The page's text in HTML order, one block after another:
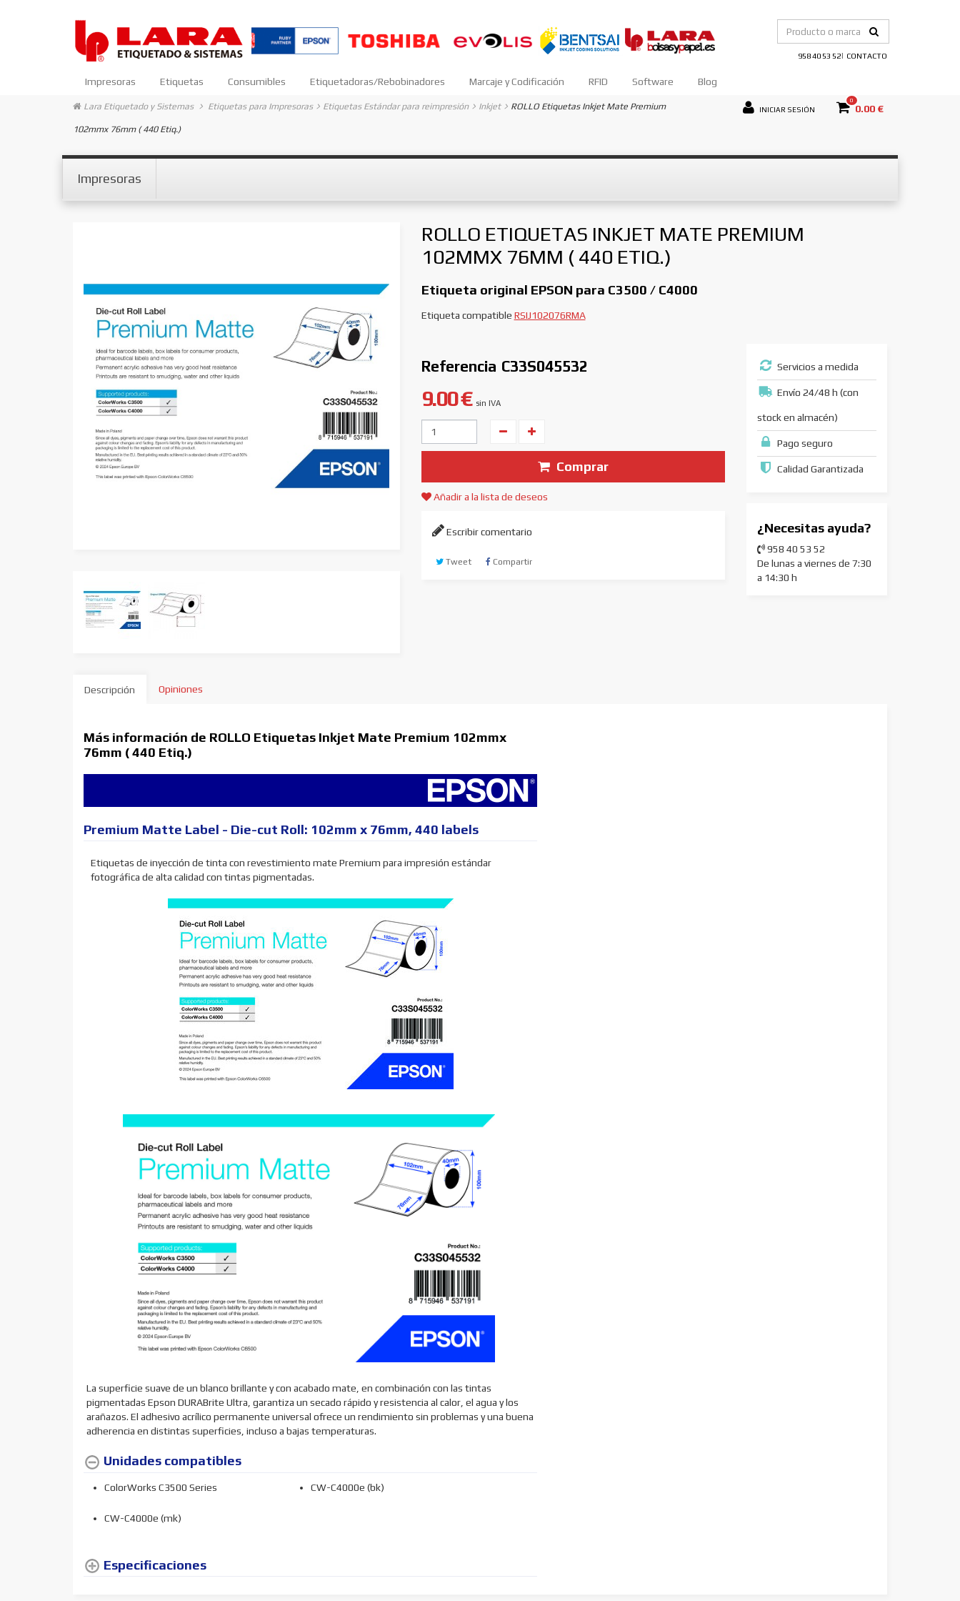
958 40 53 52| CONTACTO
Impresoras Etiquetas Consumibles Etiquetadoras/Rebobinadores Marcaje y Codificación RFID Software Blog
Lara Etiquetado y Sistemas Etiquetas para Impresoras Etiquetas Estándar para reimpresión Inkjet ROLLO Etiquetas Inkjet Mate Premium
102mmx 76mm ( 440 Etiq.)
INICIAR SESIÓN
0
0.00 €
Impresoras
ROLLO ETIQUETAS INKJET MATE PREMIUM
102MMX 76MM ( 440 ETIQ.)
Etiqueta original EPSON para C3500 / C4000
Etiqueta compatible RSIJ102076RMA
Referencia C33S045532
9.00 € sin IVA
Comprar
Añadir a la lista de deseos
Escribir comentario
Tweet Compartir
Servicios a medida
Envío 24/48 h (con
stock en almacén)
Pago seguro
Calidad Garantizada
¿Necesitas ayuda?
958 40 53 52
De lunas a viernes de 7:30
a 14:30 h
Descripción Opiniones
Más información de ROLLO Etiquetas Inkjet Mate Premium 102mmx
76mm ( 440 Etiq.)
Premium Matte Label - Die-cut Roll: 102mm x 76mm, 440 labels
Etiquetas de inyección de tinta con revestimiento mate Premium para impresión estándar
fotográfica de alta calidad con tintas pigmentadas.
La superficie suave de un blanco brillante y con acabado mate, en combinación con las tintas
pigmentadas Epson DURABrite Ultra, garantiza un secado rápido y resistencia al calor, el agua y los
arañazos. El adhesivo acrílico permanente universal ofrece un rendimiento sin problemas y una buena
adherencia en distintas superficies, incluso a bajas temperaturas.
Unidades compatibles
ColorWorks C3500 Series CW-C4000e (bk)
CW-C4000e (mk)
Especificaciones